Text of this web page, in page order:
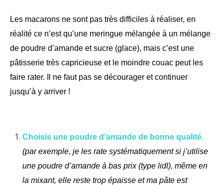
Les macarons ne sont pas très difficiles à réaliser, en
réalité ce n’est qu’une meringue mélangée à un mélange
de poudre d’amande et sucre (glace), mais c’est une
pâtisserie très capricieuse et le moindre couac peut les
faire rater. Il ne faut pas se décourager et continuer
jusqu’à y arriver !
Choisis une poudre d’amande de bonne qualité.
(par exemple, je les rate systématiquement si j’utilise
une poudre d’amande à bas prix (type lidl), même en
la mixant, elle reste trop épaisse et ma pâte est